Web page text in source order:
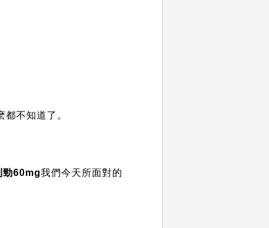
不知道了。
勁60mg我們今天所面對的